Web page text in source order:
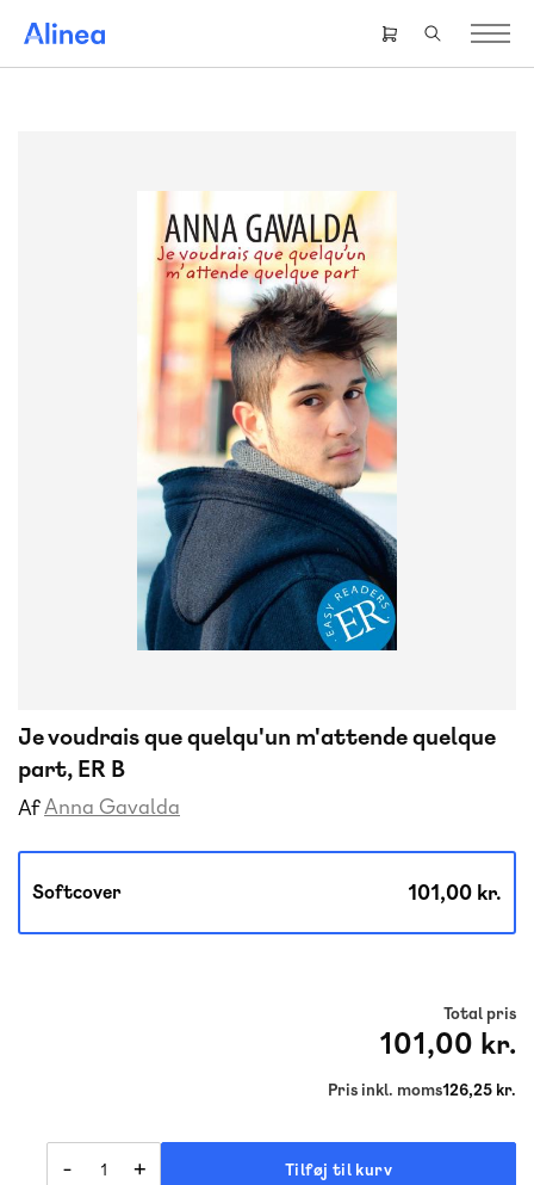
hovedindhold
Header
right
Je voudrais que quelqu'un m'attende quelque
part, ER B
AfAnna Gavalda
Softcover 101,00 kr.
Total pris
101,00 kr.
Pris inkl. moms126,25 kr.
- + Tilføj til kurv